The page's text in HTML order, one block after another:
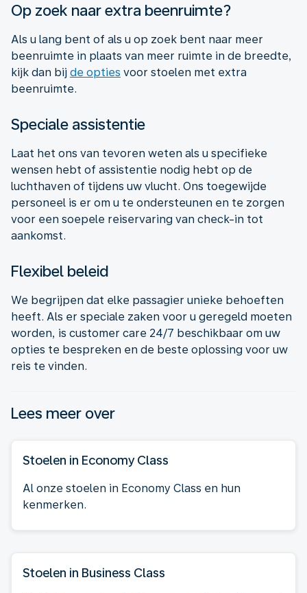
Op zoek naar extra beenruimte?
Als u lang bent of als u op zoek bent naar meer
beenruimte in plaats van meer ruimte in de breedte,
kijk dan bij de opties voor stoelen met extra
beenruimte.
Speciale assistentie
Laat het ons van tevoren weten als u specifieke
wensen hebt of assistentie nodig hebt op de
luchthaven of tijdens uw vlucht. Ons toegewijde
personeel is er om u te ondersteunen en te zorgen
voor een soepele reiservaring van check-in tot
aankomst.
Flexibel beleid
We begrijpen dat elke passagier unieke behoeften
heeft. Als er speciale zaken voor u geregeld moeten
worden, is customer care 24/7 beschikbaar om uw
opties te bespreken en de beste oplossing voor uw
reis te vinden.
Lees meer over
Stoelen in Economy Class
Al onze stoelen in Economy Class en hun
kenmerken.
Stoelen in Business Class